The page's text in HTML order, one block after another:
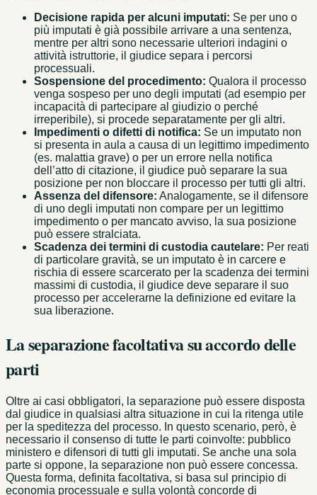
Decisione rapida per alcuni imputati: Se per uno o
più imputati è già possibile arrivare a una sentenza,
mentre per altri sono necessarie ulteriori indagini o
attività istruttorie, il giudice separa i percorsi
processuali.
Sospensione del procedimento: Qualora il processo
venga sospeso per uno degli imputati (ad esempio per
incapacità di partecipare al giudizio o perché
irreperibile), si procede separatamente per gli altri.
Impedimenti o difetti di notifica: Se un imputato non
si presenta in aula a causa di un legittimo impedimento
(es. malattia grave) o per un errore nella notifica
dell’atto di citazione, il giudice può separare la sua
posizione per non bloccare il processo per tutti gli altri.
Assenza del difensore: Analogamente, se il difensore
di uno degli imputati non compare per un legittimo
impedimento o per mancato avviso, la sua posizione
può essere stralciata.
Scadenza dei termini di custodia cautelare: Per reati
di particolare gravità, se un imputato è in carcere e
rischia di essere scarcerato per la scadenza dei termini
massimi di custodia, il giudice deve separare il suo
processo per accelerarne la definizione ed evitare la
sua liberazione.
La separazione facoltativa su accordo delle
parti
Oltre ai casi obbligatori, la separazione può essere disposta
dal giudice in qualsiasi altra situazione in cui la ritenga utile
per la speditezza del processo. In questo scenario, però, è
necessario il consenso di tutte le parti coinvolte: pubblico
ministero e difensori di tutti gli imputati. Se anche una sola
parte si oppone, la separazione non può essere concessa.
Questa forma, definita facoltativa, si basa sul principio di
economia processuale e sulla volontà concorde di